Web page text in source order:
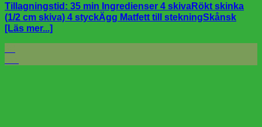
Tillagningstid: 35 min Ingredienser 4 skivaRökt skinka
(1/2 cm skiva) 4 styckÄgg Matfett till stekningSkånsk
[Läs mer...]